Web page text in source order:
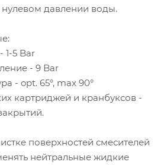
давлении воды.
1-5 Bar
- 9 Bar
- opt. 65°, max 90°
картриджей и кранбуксов -
поверхностей смесителей
нейтральные жидкие